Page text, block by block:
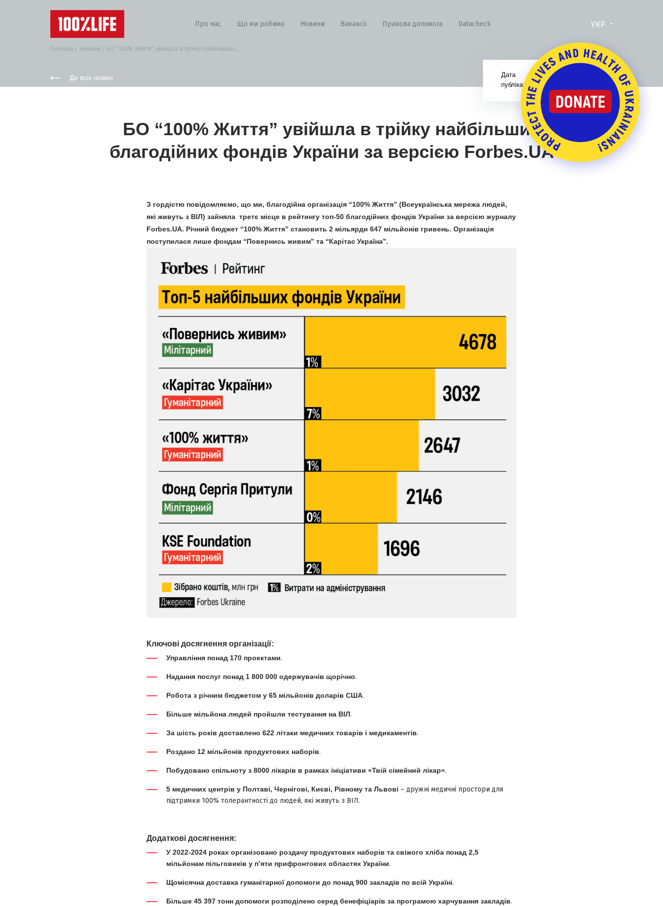
Про нас Що ми робимо Новини Вакансії Правова допомога Datacheck УКР
Головна Новини БО “100% Життя” увійшла в трійку найбільших...
До всіх новин
Дата
публікації:
БО “100% Життя” увійшла в трійку найбільших
благодійних фондів України за версією Forbes.UA
З гордістю повідомляємо, що ми, благодійна організація “100% Життя” (Всеукраїнська мережа людей,
які живуть з ВІЛ) зайняла третє місце в рейтингу топ-50 благодійних фондів України за версією журналу
Forbes.UA. Річний бюджет “100% Життя” становить 2 мільярди 647 мільйонів гривень. Організація
поступилася лише фондам “Повернись живим” та “Карітас Україна”.
Ключові досягнення організації:
Управління понад 170 проектами.
Надання послуг понад 1 800 000 одержувачів щорічно.
Робота з річним бюджетом у 65 мільйонів доларів США.
Більше мільйона людей пройшли тестування на ВІЛ.
За шість років доставлено 622 літаки медичних товарів і медикаментів.
Роздано 12 мільйонів продуктових наборів.
Побудовано спільноту з 8000 лікарів в рамках ініціативи «Твій сімейний лікар».
5 медичних центрів у Полтаві, Чернігові, Києві, Рівному та Львові – дружні медичні простори для
підтримки 100% толерантності до людей, які живуть з ВІЛ.
Додаткові досягнення:
У 2022-2024 роках організовано роздачу продуктових наборів та свіжого хліба понад 2,5
мільйонам пільговиків у п’яти прифронтових областях України.
Щомісячна доставка гуманітарної допомоги до понад 900 закладів по всій Україні.
Більше 45 397 тонн допомоги розподілено серед бенефіціарів за програмою харчування закладів.